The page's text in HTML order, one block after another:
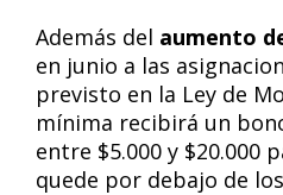
Además del aumento
en junio a las
previsto en la Ley de
mínima recibirá un
entre $5.000 y $20.000
quede por debajo de